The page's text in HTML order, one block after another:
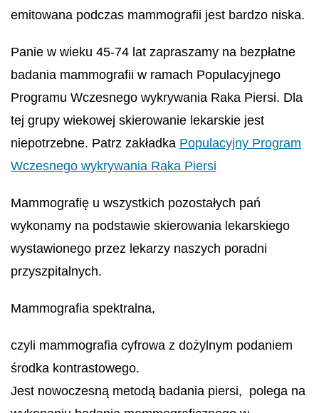
emitowana podczas mammografii jest bardzo niska.
Panie w wieku 45-74 lat zapraszamy na bezpłatne
badania mammografii w ramach Populacyjnego
Programu Wczesnego wykrywania Raka Piersi. Dla
tej grupy wiekowej skierowanie lekarskie jest
niepotrzebne. Patrz zakładka Populacyjny Program
Wczesnego wykrywania Raka Piersi
Mammografię u wszystkich pozostałych pań
wykonamy na podstawie skierowania lekarskiego
wystawionego przez lekarzy naszych poradni
przyszpitalnych.
Mammografia spektralna,
czyli mammografia cyfrowa z dożylnym podaniem
środka kontrastowego.
Jest nowoczesną metodą badania piersi, polega na